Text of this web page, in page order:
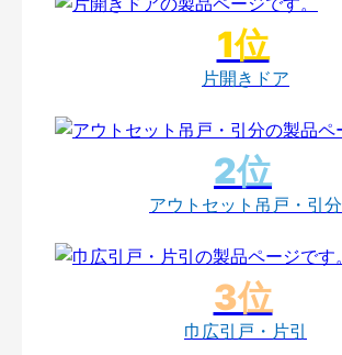
片開きドア
アウトセット吊戸・引分
巾広引戸・片引